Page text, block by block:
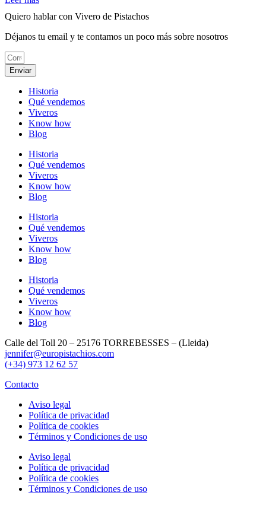
Quiero hablar con Vivero de Pistachos
Déjanos tu email y te contamos un poco más sobre nosotros
Enviar
Historia
Qué vendemos
Viveros
Know how
Blog
Historia
Qué vendemos
Viveros
Know how
Blog
Historia
Qué vendemos
Viveros
Know how
Blog
Historia
Qué vendemos
Viveros
Know how
Blog
Calle del Toll 20 – 25176 TORREBESSES – (Lleida)
jennifer@europistachios.com
(+34) 973 12 62 57
Contacto
Aviso legal
Política de privacidad
Política de cookies
Términos y Condiciones de uso
Aviso legal
Política de privacidad
Política de cookies
Términos y Condiciones de uso